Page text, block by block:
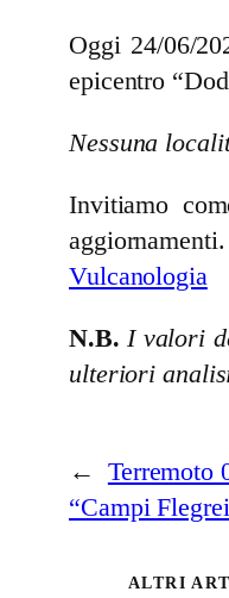
Oggi 24/06/
epicentro
Nessuna
Invitiamo
Vulcanologia
N.B. I valori
ulteriori
← Terremoto
“Campi
ALTRI